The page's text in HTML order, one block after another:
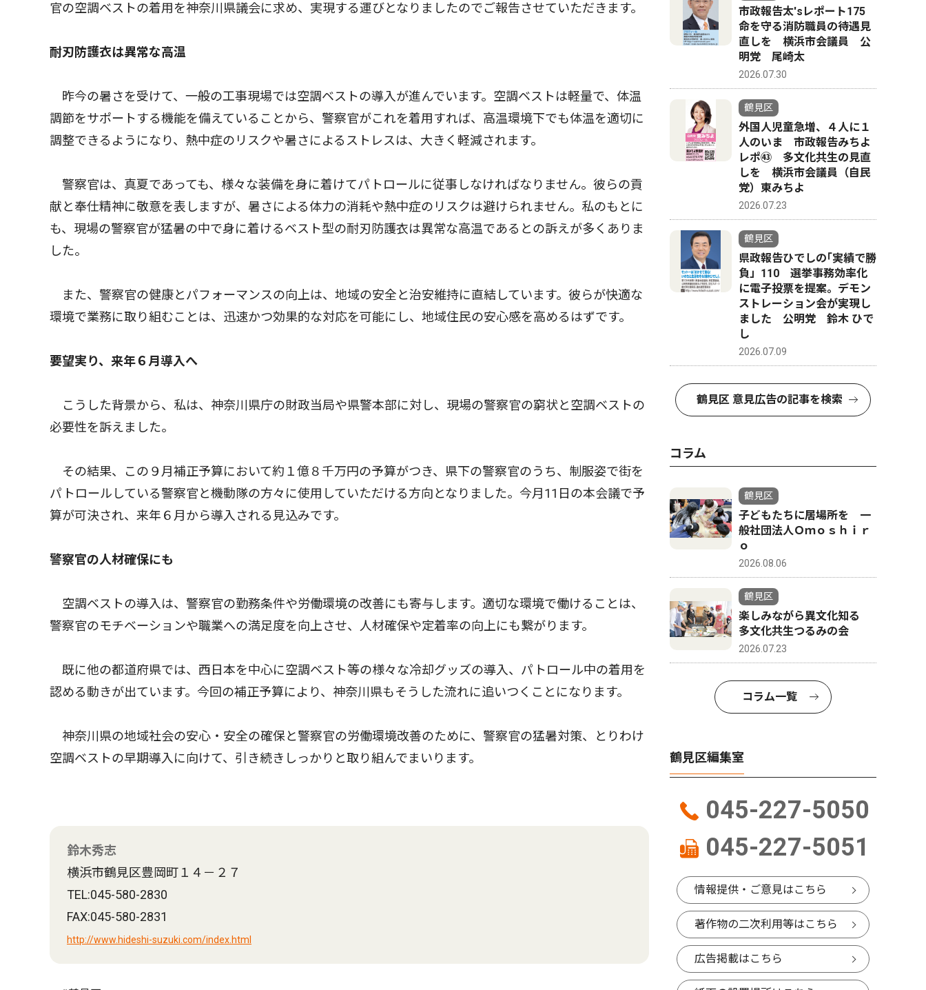
官の空調ベストの着用を神奈川県議会に求め、実現する運びとなりましたのでご報告させていただきます。
耐刃防護衣は異常な高温
昨今の暑さを受けて、一般の工事現場では空調ベストの導入が進んでいます。空調ベストは軽量で、体温
調節をサポートする機能を備えていることから、警察官がこれを着用すれば、高温環境下でも体温を適切に
調整できるようになり、熱中症のリスクや暑さによるストレスは、大きく軽減されます。
警察官は、真夏であっても、様々な装備を身に着けてパトロールに従事しなければなりません。彼らの貢
献と奉仕精神に敬意を表しますが、暑さによる体力の消耗や熱中症のリスクは避けられません。私のもとに
も、現場の警察官が猛暑の中で身に着けるベスト型の耐刃防護衣は異常な高温であるとの訴えが多くありま
した。
また、警察官の健康とパフォーマンスの向上は、地域の安全と治安維持に直結しています。彼らが快適な
環境で業務に取り組むことは、迅速かつ効果的な対応を可能にし、地域住民の安心感を高めるはずです。
要望実り、来年６月導入へ
こうした背景から、私は、神奈川県庁の財政当局や県警本部に対し、現場の警察官の窮状と空調ベストの
必要性を訴えました。
その結果、この９月補正予算において約１億８千万円の予算がつき、県下の警察官のうち、制服姿で街を
パトロールしている警察官と機動隊の方々に使用していただける方向となりました。今月11日の本会議で予
算が可決され、来年６月から導入される見込みです。
警察官の人材確保にも
空調ベストの導入は、警察官の勤務条件や労働環境の改善にも寄与します。適切な環境で働けることは、
警察官のモチベーションや職業への満足度を向上させ、人材確保や定着率の向上にも繋がります。
既に他の都道府県では、西日本を中心に空調ベスト等の様々な冷却グッズの導入、パトロール中の着用を
認める動きが出ています。今回の補正予算により、神奈川県もそうした流れに追いつくことになります。
神奈川県の地域社会の安心・安全の確保と警察官の労働環境改善のために、警察官の猛暑対策、とりわけ
空調ベストの早期導入に向けて、引き続きしっかりと取り組んでまいります。
鈴木秀志
横浜市鶴見区豊岡町１４－２７
TEL:045-580-2830
FAX:045-580-2831
http://www.hideshi-suzuki.com/index.html
市政報告太'sレポート175
命を守る消防職員の待遇見
直しを 横浜市会議員 公
明党 尾崎太
2026.07.30
鶴見区
外国人児童急増、４人に１
人のいま 市政報告みちよ
レポ㊸ 多文化共生の見直
しを 横浜市会議員（自民
党）東みちよ
2026.07.23
鶴見区
県政報告ひでしの｢実績で勝
負」110 選挙事務効率化
に電子投票を提案。デモン
ストレーション会が実現し
ました 公明党 鈴木 ひで
し
2026.07.09
鶴見区 意見広告の記事を検索
コラム
鶴見区
子どもたちに居場所を 一
般社団法人Ｏｍｏｓｈｉｒ
ｏ
2026.08.06
鶴見区
楽しみながら異文化知る
多文化共生つるみの会
2026.07.23
コラム一覧
鶴見区編集室
045-227-5050
045-227-5051
情報提供・ご意見はこちら
著作物の二次利用等はこちら
広告掲載はこちら